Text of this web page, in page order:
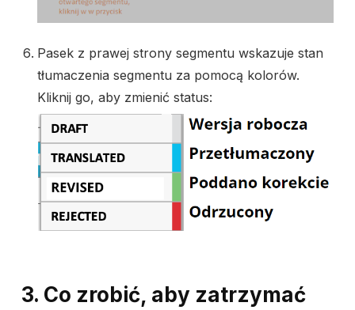
Pasek z prawej strony segmentu wskazuje stan
tłumaczenia segmentu za pomocą kolorów.
Kliknij go, aby zmienić status:
3. Co zrobić, aby zatrzymać